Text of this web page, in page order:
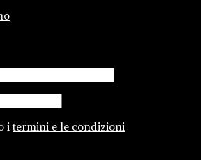
itermini e le condizioni